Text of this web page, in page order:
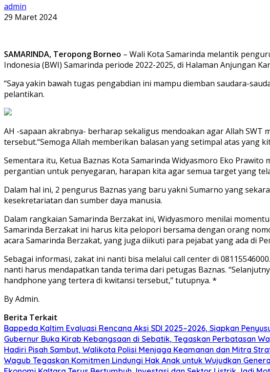
admin
29 Maret 2024
SAMARINDA, Teropong Borneo – Wali Kota Samarinda melantik
Indonesia (BWI) Samarinda periode 2022-2025, di Halaman Anjungan
“Saya yakin bawah tugas pengabdian ini mampu diemban saudara-
pelantikan.
AH -sapaan akrabnya- berharap sekaligus mendoakan agar Allah
tersebut.“Semoga Allah memberikan balasan yang setimpal atas yang
Sementara itu, Ketua Baznas Kota Samarinda Widyasmoro Eko
pergantian untuk penyegaran, harapan kita agar semua target yang
Dalam hal ini, 2 pengurus Baznas yang baru yakni Sumarno yang
kesekretariatan dan sumber daya manusia.
Dalam rangkaian Samarinda Berzakat ini, Widyasmoro menilai
Samarinda Berzakat ini harus kita pelopori bersama dengan orang
acara Samarinda Berzakat, yang juga diikuti para pejabat yang ada di
Sebagai informasi, zakat ini nanti bisa melalui call center di
nanti harus mendapatkan tanda terima dari petugas Baznas.
handphone yang tertera di kwitansi tersebut,” tutupnya. *
By Admin.
Berita Terkait
Bappeda Kaltim Evaluasi Rencana Aksi SDI 2025–2026, Siapkan
Gubernur Buka Kirab Kebangsaan di Sebatik, Tegaskan Perbatasan
Hadiri Pisah Sambut, Walikota Polisi Menjaga Keamanan dan Mitra
Wagub Tegaskan Komitmen Lindungi Hak Anak untuk Wujudkan